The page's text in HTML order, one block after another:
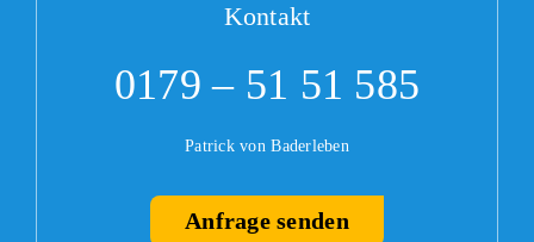
Kontakt
0179 – 51 51 585
Patrick von Baderleben
Anfrage senden